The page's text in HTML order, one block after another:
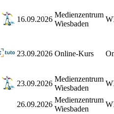
16.09.2026
Medienzentrum
Wiesbaden
23.09.2026 Online-Kurs
23.09.2026
Medienzentrum
Wiesbaden
26.09.2026
Medienzentrum
Wiesbaden